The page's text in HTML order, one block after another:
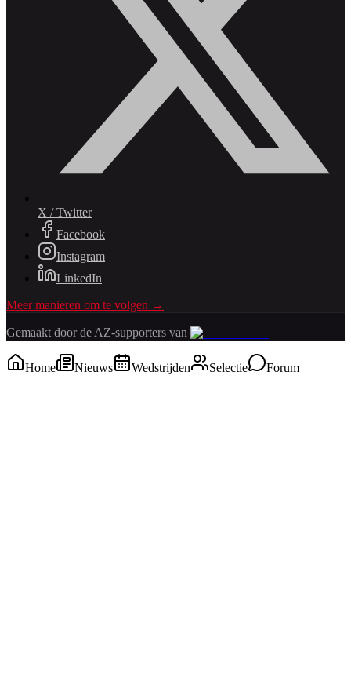
X / Twitter
Facebook
Instagram
LinkedIn
Meer manieren om te volgen →
Gemaakt door de AZ-supporters van
Home Nieuws Wedstrijden Selectie Forum